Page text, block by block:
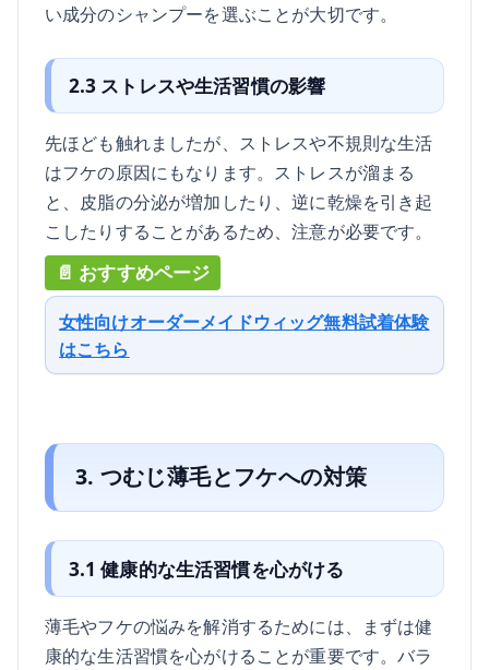
い成分のシャンプーを選ぶことが大切です。
2.3 ストレスや生活習慣の影響
先ほども触れましたが、ストレスや不規則な生活
はフケの原因にもなります。ストレスが溜まる
と、皮脂の分泌が増加したり、逆に乾燥を引き起
こしたりすることがあるため、注意が必要です。
女性向けオーダーメイドウィッグ無料試着体験
はこちら
3. つむじ薄毛とフケへの対策
3.1 健康的な生活習慣を心がける
薄毛やフケの悩みを解消するためには、まずは健
康的な生活習慣を心がけることが重要です。バラ